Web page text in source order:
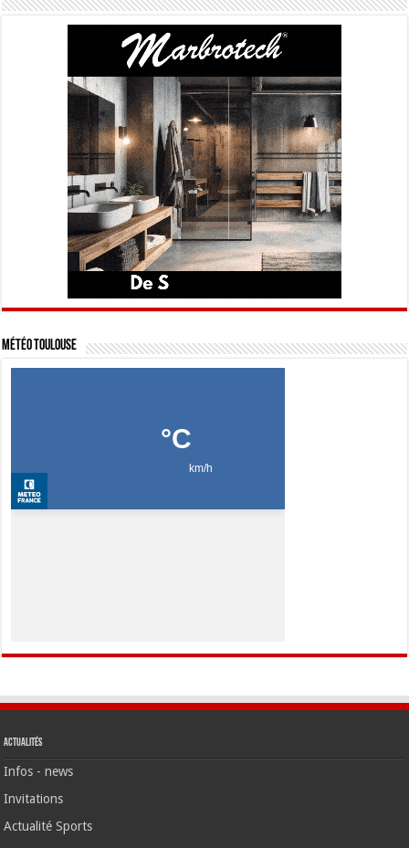
Météo Toulouse
Actualités
Infos - news
Invitations
Actualité Sports